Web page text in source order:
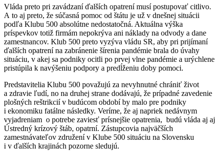
Vláda preto pri zavádzaní ďalších opatrení musí postupovať citlivo.
A to aj preto, že súčasná pomoc od štátu je už v dnešnej situácii
podľa Klubu 500 absolútne nedostatočná. Aktuálna výška
príspevkov totiž firmám nepokrýva ani náklady na odvody a dane
zamestnancov. Klub 500 preto vyzýva vládu SR, aby pri prijímaní
ďalších opatrení na zabránenie šírenia pandémie brala do úvahy
situáciu, v akej sa podniky ocitli po prvej vlne pandémie a urýchlene
pristúpila k navýšeniu podpory a predĺženiu doby pomoci.
Predstavitelia Klubu 500 považujú za nevyhnutné chrániť život
a zdravie ľudí, no na druhej strane dodávajú, že prípadné zavedenie
plošných reštrikcií v budúcom období by malo pre podniky
i ekonomiku fatálne následky. Veríme, že aj napriek nedávnym
vyjadreniam o potrebe zaviesť prísnejšie opatrenia, budú vláda aj aj
Ústredný krízový štáb, opatrní. Zástupcovia najväčších
zamestnávateľov združení v Klube 500 situáciu na Slovensku
i v ďalších krajinách pozorne sledujú.